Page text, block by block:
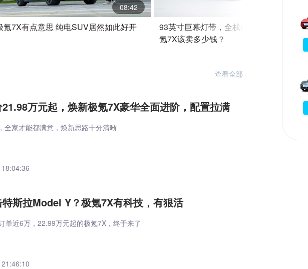
08:42
氪7X有点意思 纯电SUV居然如此好开
93英寸巨幕灯带，全栈800V高压平台，极
氪7X该卖多少钱？
查看全部
万元起，焕新极氪7X豪华全面进阶，配置拉满
全家才能都满意，焕新思路十分清晰
斯拉Model Y？极氪7X有科技，有狠活
单近6万，22.99万元起的极氪7X，终于来了